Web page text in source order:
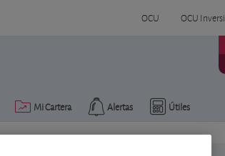
OCU OCU
Útiles
Alertas
Mi Cartera